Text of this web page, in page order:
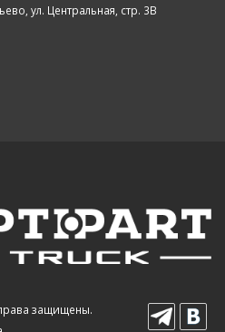
ул. Центральная, стр. 3В
защищены.